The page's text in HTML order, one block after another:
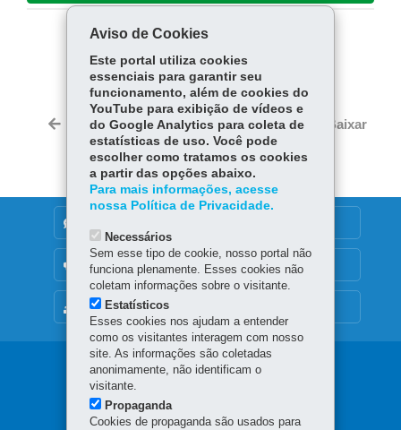
Fa
ce
bo
ok
Tw
itt
er
ha
ts
Ap
p
Voltar Início Imprimir Baixar
MAPA DO SITE
OUVIDORIA
Navegação
principal
Aviso de Cookies
Este portal utiliza cookies
essenciais para garantir seu
funcionamento, além de cookies do
YouTube para exibição de vídeos e
do Google Analytics para coleta de
estatísticas de uso. Você pode
escolher como tratamos os cookies
a partir das opções abaixo.
Para mais informações, acesse
nossa Política de Privacidade.
Necessários
Sem esse tipo de cookie, nosso portal não
funciona plenamente. Esses cookies não
coletam informações sobre o visitante.
Estatísticos
Esses cookies nos ajudam a entender
como os visitantes interagem com nosso
site. As informações são coletadas
anonimamente, não identificam o
visitante.
Propaganda
Cookies de propaganda são usados para